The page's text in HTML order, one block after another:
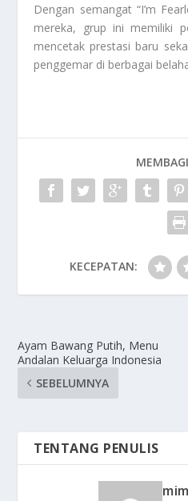
Dengan semangat “I’m
mereka, grup ini memiliki
mencetak prestasi baru
penggemar di berbagai
KECEPATAN:
Ayam Bawang Putih, Menu
Andalan Keluarga Indonesia
SEBELUMNYA
TENTANG PENULIS